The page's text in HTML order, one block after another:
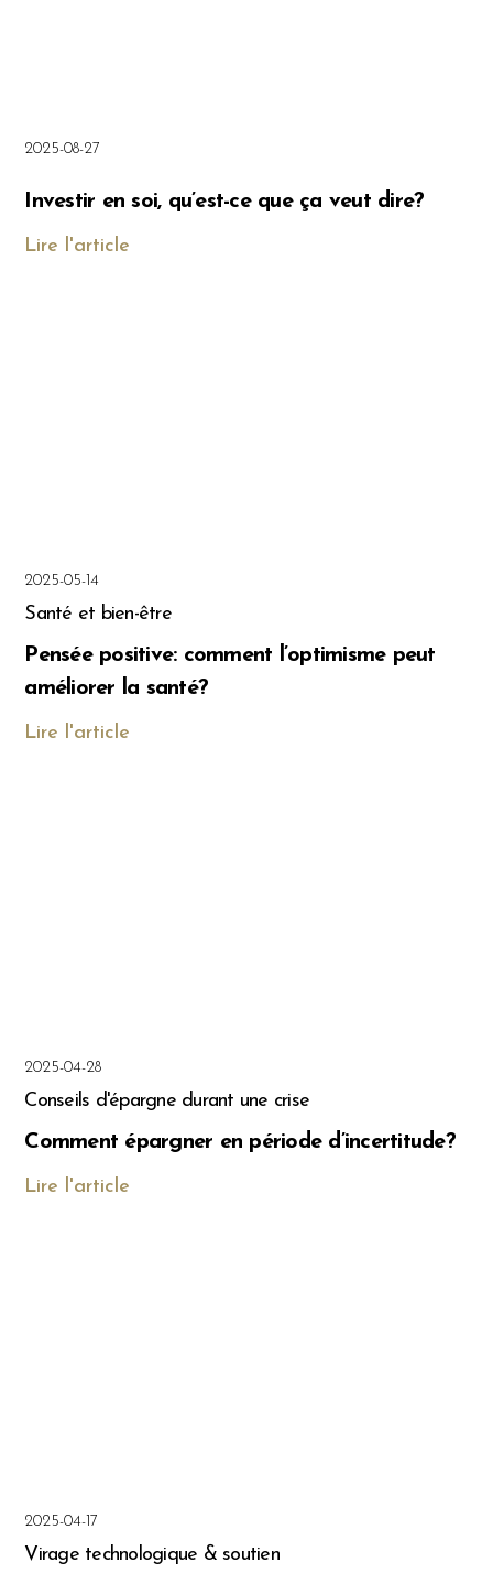
2025-08-27
Investir en soi, qu’est-ce que ça veut dire?
Lire l'article
2025-05-14
Santé et bien-être
Pensée positive: comment l’optimisme peut
améliorer la santé?
Lire l'article
2025-04-28
Conseils d'épargne durant une crise
Comment épargner en période d’incertitude?
Lire l'article
2025-04-17
Virage technologique & soutien